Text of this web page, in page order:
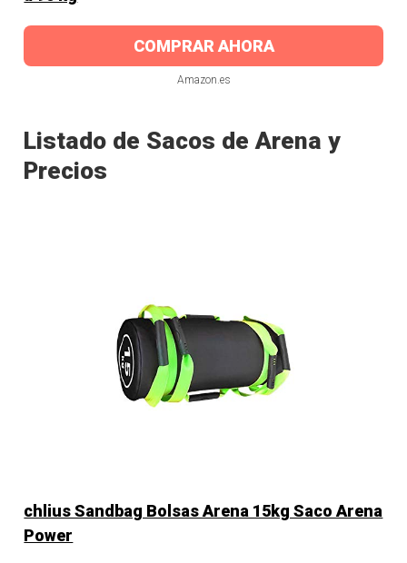
COMPRAR AHORA
Amazon.es
Listado de Sacos de Arena y
Precios
chlius Sandbag Bolsas Arena 15kg Saco Arena
Power